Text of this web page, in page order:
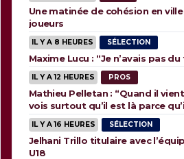
Une matinée de cohésion en
joueurs
IL Y A 8 HEURES SÉLECTION
Maxime Lucu : “Je n’avais pas
IL Y A 12 HEURES PROS
Mathieu Pelletan : “Quand il vient
vois surtout qu’il est là parce
animaux”
IL Y A 16 HEURES SÉLECTION
Jelhani Trillo titulaire avec
U18